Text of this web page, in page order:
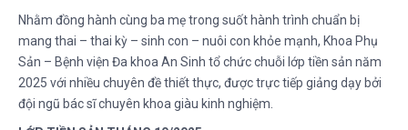
Nhằm đồng hành cùng ba mẹ trong suốt hành trình chuẩn bị
mang thai – thai kỳ – sinh con – nuôi con khỏe mạnh, Khoa Phụ
Sản – Bệnh viện Đa khoa An Sinh tổ chức chuỗi lớp tiền sản năm
2025 với nhiều chuyên đề thiết thực, được trực tiếp giảng dạy bởi
đội ngũ bác sĩ chuyên khoa giàu kinh nghiệm.